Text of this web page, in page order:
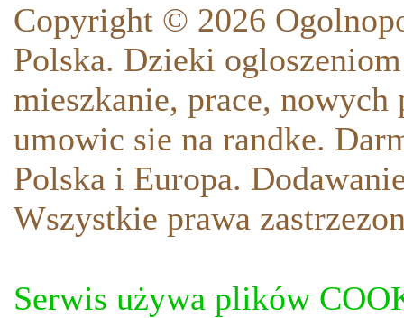
Copyright © 2026
Polska. Dzieki
mieszkanie, prace,
umowic sie na randke.
Polska i Europa.
Wszystkie prawa
Serwis używa plików